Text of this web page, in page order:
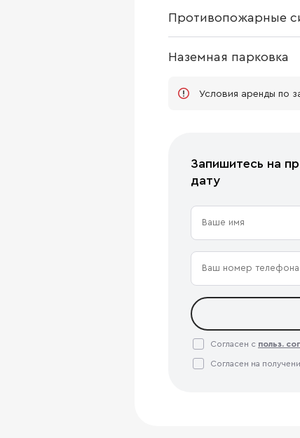
Противопожарные
Наземная парковка
Условия аренды по
Запишитесь на
дату
Согласен с польз.
Согласен на